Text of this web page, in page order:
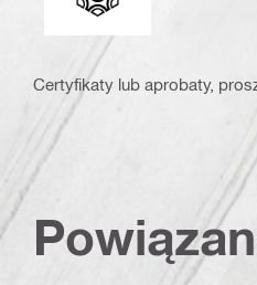
Certyfikaty lub aprobaty,